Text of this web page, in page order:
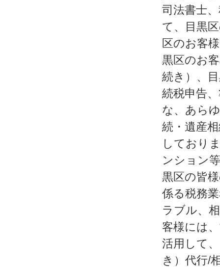
司法書士
て、目黒
区のお客
黒区のお
続き）、
続税申告
な、あら
続・遺産
しており
ンション
黒区の皆
係る税務
ラブル、
客様には
活用して
き）代行/